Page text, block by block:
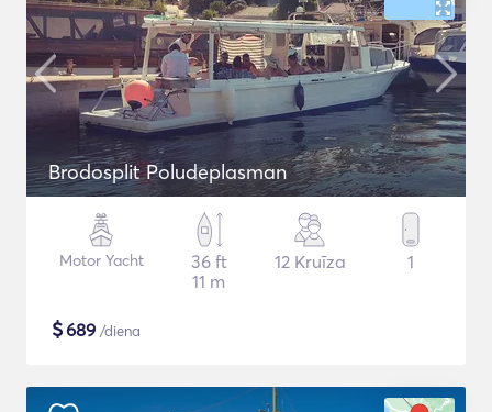
Brodosplit Poludeplasman
Motor Yacht
36 ft
11 m
12 Kruīza 1
$689 /diena